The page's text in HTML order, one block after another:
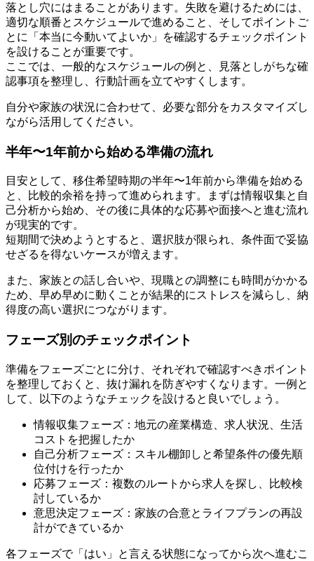
落とし穴にはまることがあります。失敗を避けるためには、
適切な順番とスケジュールで進めること、そしてポイントご
とに「本当に今動いてよいか」を確認するチェックポイント
を設けることが重要です。
ここでは、一般的なスケジュールの例と、見落としがちな確
認事項を整理し、行動計画を立てやすくします。
自分や家族の状況に合わせて、必要な部分をカスタマイズし
ながら活用してください。
半年〜1年前から始める準備の流れ
目安として、移住希望時期の半年〜1年前から準備を始める
と、比較的余裕を持って進められます。まずは情報収集と自
己分析から始め、その後に具体的な応募や面接へと進む流れ
が現実的です。
短期間で決めようとすると、選択肢が限られ、条件面で妥協
せざるを得ないケースが増えます。
また、家族との話し合いや、現職との調整にも時間がかかる
ため、早め早めに動くことが結果的にストレスを減らし、納
得度の高い選択につながります。
フェーズ別のチェックポイント
準備をフェーズごとに分け、それぞれで確認すべきポイント
を整理しておくと、抜け漏れを防ぎやすくなります。一例と
して、以下のようなチェックを設けると良いでしょう。
情報収集フェーズ：地元の産業構造、求人状況、生活
コストを把握したか
自己分析フェーズ：スキル棚卸しと希望条件の優先順
位付けを行ったか
応募フェーズ：複数のルートから求人を探し、比較検
討しているか
意思決定フェーズ：家族の合意とライフプランの再設
計ができているか
各フェーズで「はい」と言える状態になってから次へ進むこ